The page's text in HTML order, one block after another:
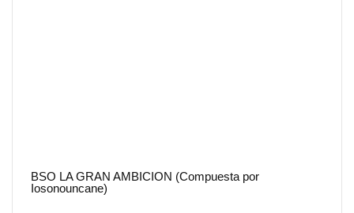
BSO LA GRAN AMBICION (Compuesta por
Iosonouncane)